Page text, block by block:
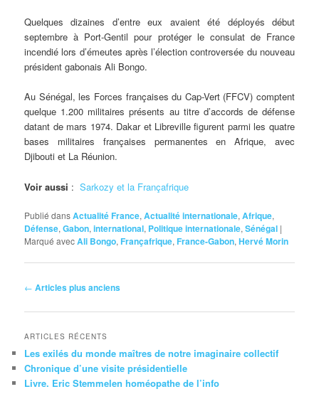
Quelques dizaines d’entre eux avaient été déployés début
septembre à Port-Gentil pour protéger le consulat de France
incendié lors d’émeutes après l’élection controversée du nouveau
président gabonais Ali Bongo.
Au Sénégal, les Forces françaises du Cap-Vert (FFCV) comptent
quelque 1.200 militaires présents au titre d’accords de défense
datant de mars 1974. Dakar et Libreville figurent parmi les quatre
bases militaires françaises permanentes en Afrique, avec
Djibouti et La Réunion.
Voir aussi :Sarkozy et la Françafrique
Publié dansActualité France,Actualité internationale,Afrique,
Défense,Gabon,international, Politique internationale,Sénégal |
Marqué avecAli Bongo,Françafrique,France-Gabon,Hervé Morin
Navigation
articles
← Articles plus anciens
ARTICLES RÉCENTS
Les exilés du monde maîtres de notre imaginaire collectif
Chronique d’une visite présidentielle
Livre. Eric Stemmelen homéopathe de l’info